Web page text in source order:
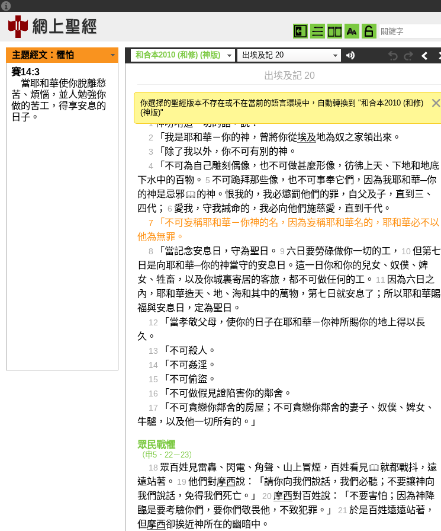
主題經文： 懼怕
賽14:3
當耶和華使你脫離愁
苦、煩惱，並人勉強你
做的苦工，得享安息的
日子。
和合本2010 (和修) (神版) 出埃及記 20
出埃及記 20
十誡
（申5．1－21
1神吩咐這一切的話，說：
2 「我是耶和華－你的神，曾將你從埃及地為奴之家領出來。
3 「除了我以外，你不可有別的神。
4
「不可為自己雕刻偶像，也不可做甚麼形像，彷彿上天、下地和地底
下水中的百物。 5 不可跪拜那些像，也不可事奉它們，因為我耶和華─你
的神是忌邪
的神。恨我的，我必懲罰他們的罪，自父及子，直到三、
四代；
6 愛我，守我誡命的，我必向他們施慈愛，直到千代。
7
「不可妄稱耶和華－你神的名，因為妄稱耶和華名的，耶和華必不以
他為無罪。
8 「當記念安息日，守為聖日。 9 六日要勞碌做你一切的工， 10 但第七
日是向耶和華─你的神當守的安息日。這一日你和你的兒女、奴僕、婢
女、牲畜，以及你城裏寄居的客旅，都不可做任何的工。 11 因為六日之
內，耶和華造天、地、海和其中的萬物，第七日就安息了；所以耶和華賜
福與安息日，定為聖日。
12
「當孝敬父母，使你的日子在耶和華－你神所賜你的地上得以長
久。
13 「不可殺人。
14 「不可姦淫。
15 「不可偷盜。
16 「不可做假見證陷害你的鄰舍。
17
「不可貪戀你鄰舍的房屋；不可貪戀你鄰舍的妻子、奴僕、婢女、
牛驢，以及他一切所有的。」
眾民戰懼
（申5．22－23）
18 眾百姓見雷轟、閃電、角聲、山上冒煙，百姓看見
就都戰抖，遠
遠站著。 19 他們對摩西說：「請你向我們說話，我們必聽；不要讓神向
我們說話，免得我們死亡。」
20 摩西對百姓說：「不要害怕；因為神降
臨是要考驗你們，要你們敬畏他，不致犯罪。」
21 於是百姓遠遠站著，
但 摩西卻挨近神所在的幽暗中。
你選擇的聖經版本不存在或不在當前的語言環境中，自動轉換到 "和合本2010 (和修)
(神版)"